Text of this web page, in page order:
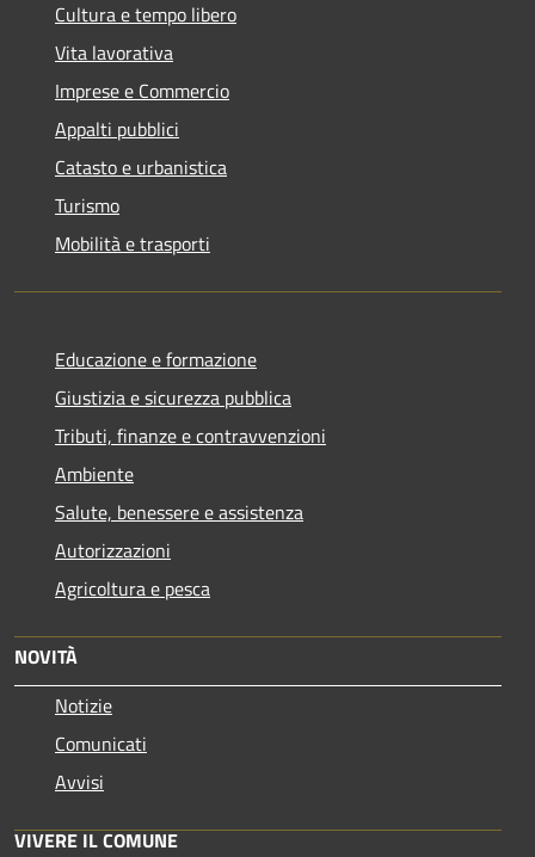
Cultura e tempo libero
Vita lavorativa
Imprese e Commercio
Appalti pubblici
Catasto e urbanistica
Turismo
Mobilità e trasporti
Educazione e formazione
Giustizia e sicurezza pubblica
Tributi, finanze e contravvenzioni
Ambiente
Salute, benessere e assistenza
Autorizzazioni
Agricoltura e pesca
NOVITÀ
Notizie
Comunicati
Avvisi
VIVERE IL COMUNE